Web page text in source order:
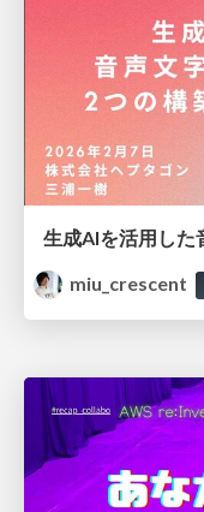
miu_crescent